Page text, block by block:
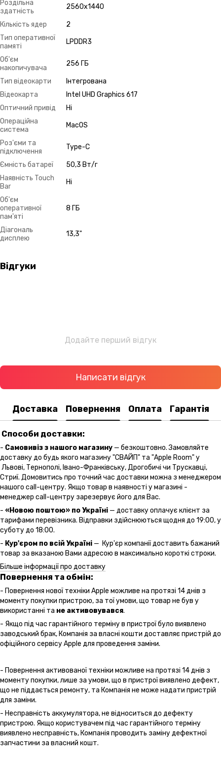
Роздільна
здатність
2560х1440
Кількість ядер
2
Тип оперативної
памяті
LPDDR3
Об'єм
накопичувача
256 ГБ
Тип відеокарти
Інтегрована
Відеокарта
Intel UHD Graphics 617
Оптичний привід
Ні
Операційна
система
MacOS
Роз'єми та
підключення
Type-C
Ємність батареї
50,3 Вт/г
Наявність Touch
Bar
Ні
Об'єм
оперативної
пам'яті
8 ГБ
Діагональ
дисплею
13,3"
Відгуки
Додайте перший відгук
Написати відгук
Доставка Повернення Оплата Гарантія
Способи доставки:
- Самовивіз з нашого магазину — безкоштовно. Замовляйте
доставку до будь якого магазину "СВАЙП" та "Apple Room" у
Львові, Тернополі, Івано-Франківську, Дрогобичі чи Трускавці,
Стриї. Домовитись про точний час доставки можна з менеджером
нашого call-центру. Якщо товар в наявності у магазині -
менеджер call-центру зарезервує його для Вас.
- «Новою поштою» по Україні — доставку оплачує клієнт за
тарифами перевізника. Відправки здійснюються щодня до 19:00, у
суботу до 18:00.
- Кур'єром по всій Україні — Кур'єр компанії доставить бажаний
товар за вказаною Вами адресою в максимально короткі строки.
Більше інформації про доставку
Повернення та обмін:
- Повернення нової техніки Apple можливе на протязі 14 днів з
моменту покупки пристрою, за тої умови, що товар не був у
використанні та не активовувався.
- Якщо під час гарантійного терміну в пристрої було виявлено
заводський брак, Компанія за власні кошти доставляє пристрій до
офіційного сервісу Apple для проведення заміни.
- Повернення активованої техніки можливе на протязі 14 днів з
моменту покупки, лише за умови, що в пристрої виявлено дефект,
що не піддається ремонту, та Компанія не може надати пристрій
для заміни.
- Несправність аккумулятора, не відноситься до дефекту
пристрою. Якщо користувачем під час гарантійного терміну
виявлено несправність, Компанія проводить заміну дефектної
запчастини за власний кошт.